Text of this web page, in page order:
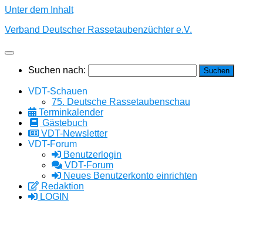
Unter dem Inhalt
Verband Deutscher Rassetaubenzüchter e.V.
Suchen nach:
VDT-Schauen
75. Deutsche Rassetaubenschau
Terminkalender
Gästebuch
VDT-Newsletter
VDT-Forum
Benutzerlogin
VDT-Forum
Neues Benutzerkonto einrichten
Redaktion
LOGIN